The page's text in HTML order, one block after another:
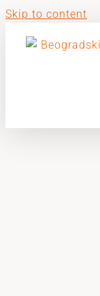
Skip to content